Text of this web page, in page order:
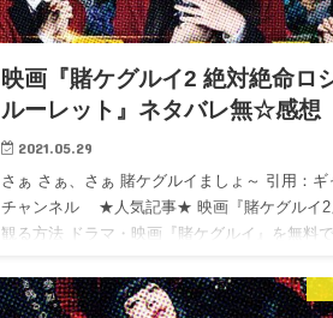
映画『賭ケグルイ2 絶対絶命ロ
ルーレット』ネタバレ無☆感想
2021.05.29
さぁ さぁ、さぁ 賭ケグルイましょ～ 引用：ギ
チャンネル ★人気記事★ 映画『賭ケグルイ2
観る方法 ドラマ・映画『賭ケグルイ』を無料